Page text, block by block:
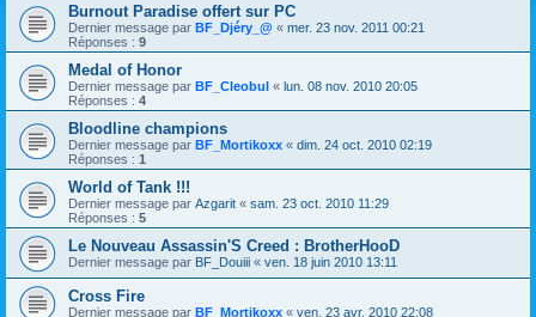
Burnout Paradise offert sur PC
Dernier message par BF_Djéry_@ « mer. 23 nov. 2011 00:21
Réponses : 9
Medal of Honor
Dernier message par BF_Cleobul « lun. 08 nov. 2010 20:05
Réponses : 4
Bloodline champions
Dernier message par BF_Mortikoxx « dim. 24 oct. 2010 02:19
Réponses : 1
World of Tank !!!
Dernier message par Azgarit « sam. 23 oct. 2010 11:29
Réponses : 5
Le Nouveau Assassin'S Creed : BrotherHooD
Dernier message par BF_Douiii « ven. 18 juin 2010 13:11
Cross Fire
Dernier message par BF_Mortikoxx « ven. 23 avr. 2010 22:08